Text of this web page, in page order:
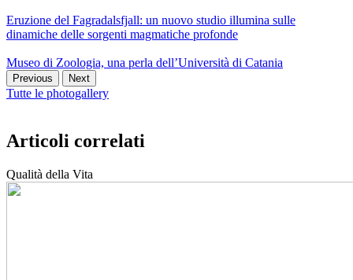
Eruzione del Fagradalsfjall: un nuovo studio illumina sulle
dinamiche delle sorgenti magmatiche profonde
Museo di Zoologia, una perla dell’Università di Catania
Previous Next
Tutte le photogallery
Articoli correlati
Qualità della Vita